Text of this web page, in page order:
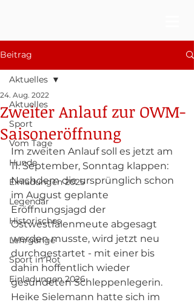
Beitrag
Aktuelles
Sport
Vom Tage
Hunde
Einladungen 2025
Legendär
Historisches
Lehrgänge
Sport in Rot
Einladungen 2026
Aktuelles
Zweiter Anlauf zur OWM-
Saisoneröffnung
24. Aug. 2022
Im zweiten Anlauf soll es jetzt am
11. September, Sonntag klappen:
Nachdem die ursprünglich schon
im August geplante
Eröffnungsjagd der
Ostwestfalenmeute abgesagt
werden musste, wird jetzt neu
durchgestartet - mit einer bis
dahin hoffentlich wieder
gesundeten Schleppenlegerin.
Heike Sielemann hatte sich im